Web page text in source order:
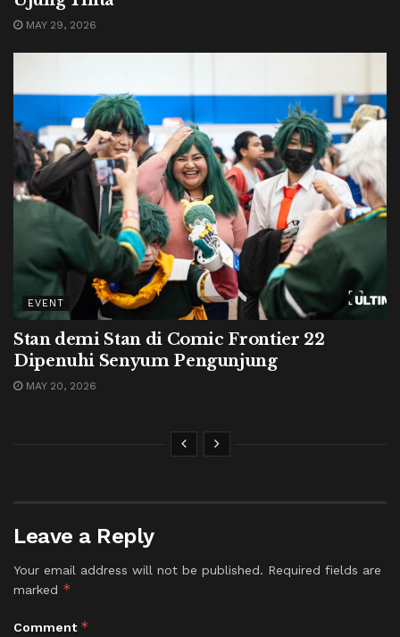
MAY 29, 2026
EVENT
Stan demi Stan di Comic Frontier 22
Dipenuhi Senyum Pengunjung
MAY 20, 2026
Leave a Reply
Your email address will not be published. Required fields are
marked *
Comment *